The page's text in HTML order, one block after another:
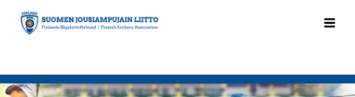
Siirry
sivun
Suomen Jousiampujain Liitto ry